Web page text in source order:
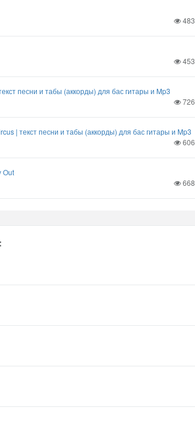
483
453
песни и табы (аккорды) для бас гитары и Mp3
726
| текст песни и табы (аккорды) для бас гитары и Mp3
606
Out
668